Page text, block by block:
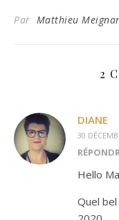
Par Matthieu
2
DIANE
30
Hello
Quel